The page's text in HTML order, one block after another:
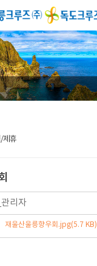
제휴
리자
재울산울릉향우회.jpg(5.7 KB)